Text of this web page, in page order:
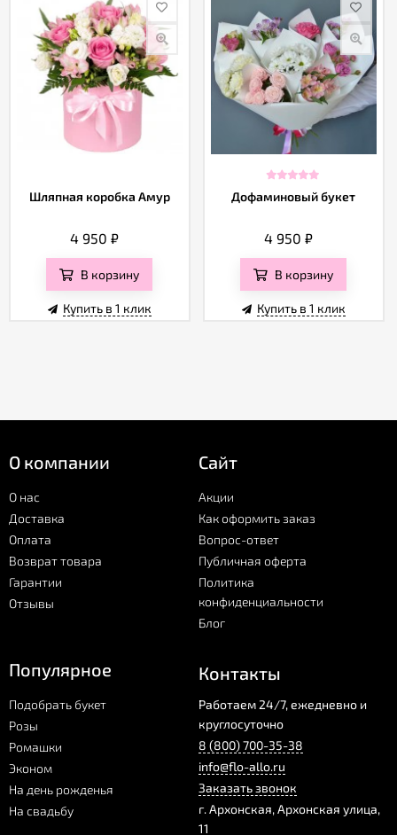
Шляпная коробка Амур
4 950 ₽
В корзину
Купить в 1 клик
Дофаминовый букет
4 950 ₽
В корзину
Купить в 1 клик
О компании
О нас
Доставка
Оплата
Возврат товара
Гарантии
Отзывы
Сайт
Акции
Как оформить заказ
Вопрос-ответ
Публичная оферта
Политика
конфиденциальности
Блог
Популярное
Подобрать букет
Розы
Ромашки
Эконом
На день рожденья
На свадьбу
Контакты
Работаем 24/7, ежедневно и
круглосуточно
8 (800) 700-35-38
info@flo-allo.ru
Заказать звонок
г.Архонская,Архонская улица,
11